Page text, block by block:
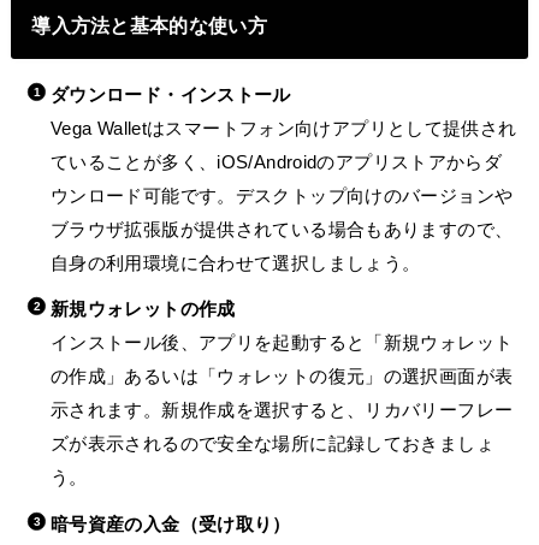
導入方法と基本的な使い方
ダウンロード・インストール
Vega Walletはスマートフォン向けアプリとして提供され
ていることが多く、iOS/Androidのアプリストアからダ
ウンロード可能です。デスクトップ向けのバージョンや
ブラウザ拡張版が提供されている場合もありますので、
自身の利用環境に合わせて選択しましょう。
新規ウォレットの作成
インストール後、アプリを起動すると「新規ウォレット
の作成」あるいは「ウォレットの復元」の選択画面が表
示されます。新規作成を選択すると、リカバリーフレー
ズが表示されるので安全な場所に記録しておきましょ
う。
暗号資産の入金（受け取り）